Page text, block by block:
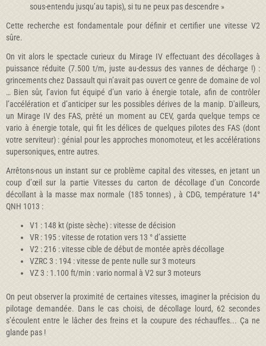
sous-entendu jusqu’au tapis), si tu ne peux pas descendre »
Cette recherche est fondamentale pour définir et certifier une vitesse V2
sûre.
On vit alors le spectacle curieux du Mirage IV effectuant des décollages à
puissance réduite (7.500 t/m, juste au-dessus des vannes de décharge !) :
grincements chez Dassault qui n’avait pas ouvert ce genre de domaine de vol
… Bien sûr, l’avion fut équipé d’un vario à énergie totale, afin de contrôler
l’accélération et d’anticiper sur les possibles dérives de la manip. D'ailleurs,
un Mirage IV des FAS, prêté un moment au CEV, garda quelque temps ce
vario à énergie totale, qui fit les délices de quelques pilotes des FAS (dont
votre serviteur) : génial pour les approches monomoteur, et les accélérations
supersoniques, entre autres.
Arrêtons-nous un instant sur ce problème capital des vitesses, en jetant un
coup d’œil sur la partie Vitesses du carton de décollage d’un Concorde
décollant à la masse max normale (185 tonnes) , à CDG, température 14°
QNH 1013 :
V1 : 148 kt (piste sèche) : vitesse de décision
VR : 195 : vitesse de rotation vers 13 ° d’assiette
V2 : 216 : vitesse cible de début de montée après décollage
VZRC 3 : 194 : vitesse de pente nulle sur 3 moteurs
VZ 3 : 1.100 ft/min : vario normal à V2 sur 3 moteurs
On peut observer la proximité de certaines vitesses, imaginer la précision du
pilotage demandée. Dans le cas choisi, de décollage lourd, 62 secondes
s’écoulent entre le lâcher des freins et la coupure des réchauffes... Ça ne
glande pas !